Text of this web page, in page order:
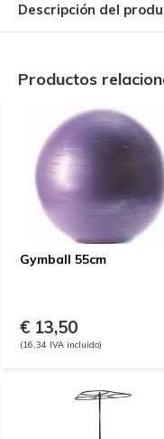
Descripción del
Productos
Gymball 55cm
€ 13,50
(16,34 IVA incluido)